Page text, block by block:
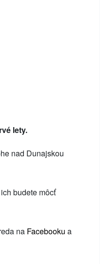
lety.
nad Dunajskou
budete môcť
na Facebooku a